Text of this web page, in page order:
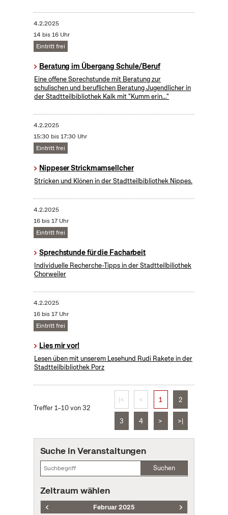
4.2.2025
14 bis 16 Uhr
Eintritt frei
Beratung im Übergang Schule/Beruf
Eine offene Sprechstunde mit Beratung zur
schulischen und beruflichen Beratung Jugendlicher in
der Stadtteilbibliothek Kalk mit "Kumm erin..."
4.2.2025
15:30 bis 17:30 Uhr
Eintritt frei
Nippeser Strickmamsellcher
Stricken und Klönen in der Stadtteilbibliothek Nippes.
4.2.2025
16 bis 17 Uhr
Eintritt frei
Sprechstunde für die Facharbeit
Individuelle Recherche-Tipps in der Stadtteilbiliothek
Chorweiler
4.2.2025
16 bis 17 Uhr
Eintritt frei
Lies mir vor!
Lesen üben mit unserem Lesehund Rudi Rakete in der
Stadtteilbibliothek Porz
Treffer 1–10 von 32
|< < 1 2
3 4 > >|
Suche in Veranstaltungen
Suchen
Zeitraum wählen
Februar 2025